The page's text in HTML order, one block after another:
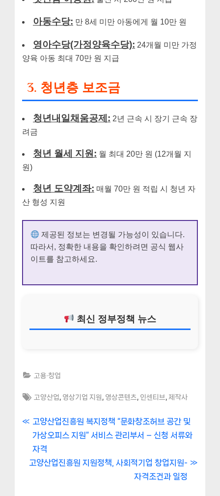
아동수당: 만 8세 미만 아동에게 월 10만 원
영아수당(가정양육수당): 24개월 미만 가정
양육 아동 최대 70만 원 지급
3. 청년층 보조금
청년내일채움공제: 2년 근속 시 장기 근속 장
려금
청년 월세 지원: 월 최대 20만 원 (12개월 지
원)
청년 도약계좌: 매월 70만 원 적립 시 청년 자
산 형성 지원
제공된 정보는 변경될 가능성이 있습니다.
따라서, 정확한 내용을 확인하려면 공식 웹사
이트를 참고하세요.
최신 정부정책 뉴스
고용·창업
Tags:
고양산업 영상기업 지원 영상콘텐츠 인센티브 제작사
글
내
비
P
r
e
v
고양산업진흥원 복지정책 “문화창조허브 공간 및
가상오피스 지원” 서비스 관리부서 – 신청 서류와
자격
N
고양산업진흥원 지원정책, 사회적기업 창업지원-
자격조건과 일정